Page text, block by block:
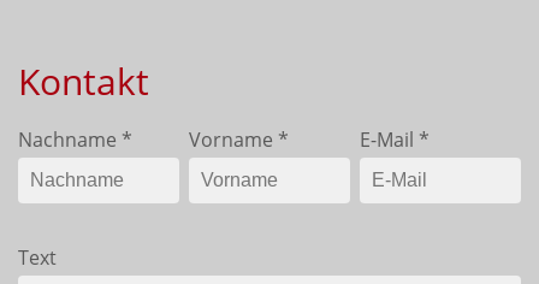
Kontakt
Nachname * Vorname * E-Mail *
Text